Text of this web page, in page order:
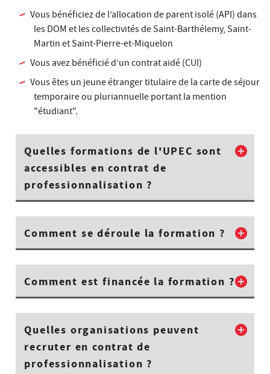
Vous bénéficiez de l’allocation de parent isolé (API) dans
les DOM et les collectivités de Saint-Barthélemy, Saint-
Martin et Saint-Pierre-et-Miquelon
Vous avez bénéficié d’un contrat aidé (CUI)
Vous êtes un jeune étranger titulaire de la carte de séjour
temporaire ou pluriannuelle portant la mention
"étudiant".
Quelles formations de l'UPEC sont
accessibles en contrat de
professionnalisation ?
Comment se déroule la formation ?
Comment est financée la formation ?
Quelles organisations peuvent
recruter en contrat de
professionnalisation ?